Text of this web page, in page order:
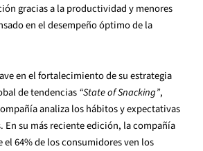
gracias a la productividad y menores
en el desempeño óptimo de la
en el fortalecimiento de su estrategia
de tendencias“State of Snacking”,
analiza los hábitos y expectativas
En su más reciente edición, la compañía
64% de los consumidores ven los